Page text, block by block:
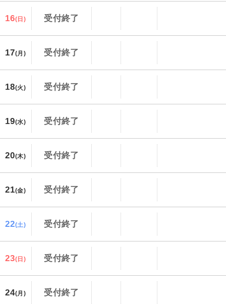
16(日) 受付終了
17(月) 受付終了
18(火) 受付終了
19(水) 受付終了
20(木) 受付終了
21(金) 受付終了
22(土) 受付終了
23(日) 受付終了
24(月) 受付終了